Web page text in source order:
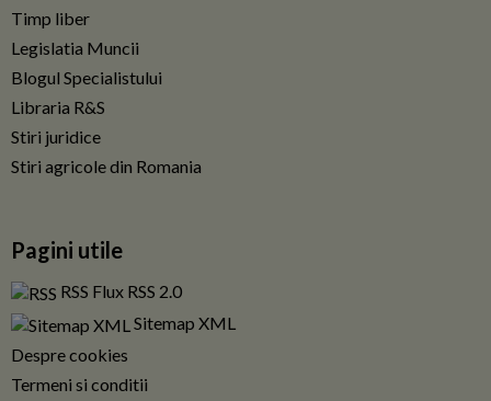
Timp liber
Legislatia Muncii
Blogul Specialistului
Libraria R&S
Stiri juridice
Stiri agricole din Romania
Pagini utile
RSS Flux RSS 2.0
Sitemap XML
Despre cookies
Termeni si conditii